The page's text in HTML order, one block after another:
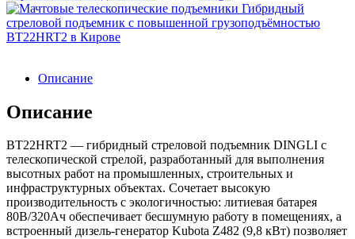
Описание
Описание
BT22HRT2 — гибридный стреловой подъемник DINGLI с
телескопической стрелой, разработанный для выполнения
высотных работ на промышленных, строительных и
инфраструктурных объектах. Сочетает высокую
производительность с экологичностью: литиевая батарея
80В/320Ач обеспечивает бесшумную работу в помещениях, а
встроенный дизель-генератор Kubota Z482 (9,8 кВт) позволяет